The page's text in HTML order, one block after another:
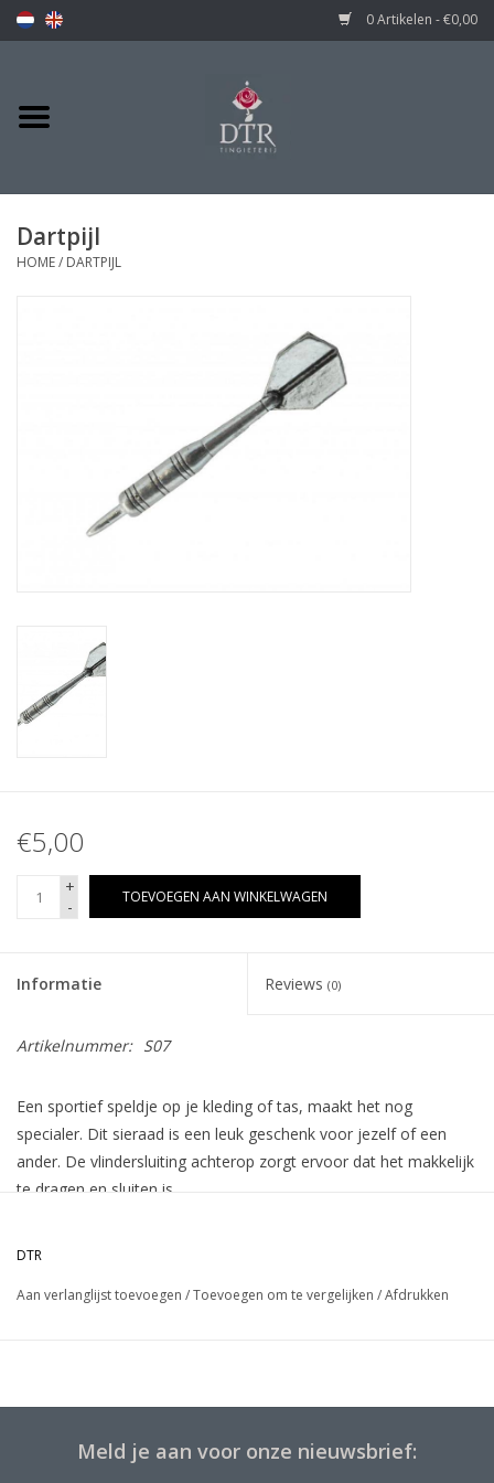
0 Artikelen - €0,00
Dartpijl
HOME/ DARTPIJL
€5,00
+
-
TOEVOEGEN AAN WINKELWAGEN
Informatie Reviews (0)
Artikelnummer: S07
Een sportief speldje op je kleding of tas, maakt het nog
specialer. Dit sieraad is een leuk geschenk voor jezelf of een
ander. De vlindersluiting achterop zorgt ervoor dat het makkelijk
te dragen en sluiten is.
DTR
Aan verlanglijst toevoegen /Toevoegen om te vergelijken /Afdrukken
Meld je aan voor onze nieuwsbrief: